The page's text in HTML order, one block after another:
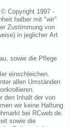
Copyright 1997 -
halber mit "wir"
Zustimmung von
in jeglicher Art
sowie die Pflege
einschleichen.
allen Umständen
den Inhalt der von
wir keine Haftung
bei RCweb.de.
sowie die